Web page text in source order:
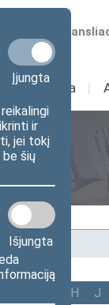
Įjungta
ir
jei tokį
šių
Išjungta
Veikla I
H J